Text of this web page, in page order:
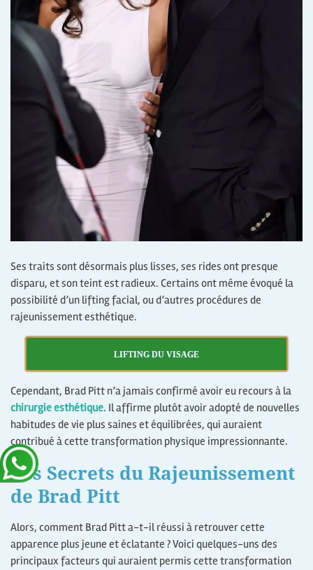
Ses traits sont désormais plus lisses, ses rides ont presque
disparu, et son teint est radieux. Certains ont même évoqué la
possibilité d’un lifting facial, ou d’autres procédures de
rajeunissement esthétique.
LIFTING DU VISAGE
Cependant, Brad Pitt n’a jamais confirmé avoir eu recours à la
chirurgie esthétique. Il affirme plutôt avoir adopté de nouvelles
habitudes de vie plus saines et équilibrées, qui auraient
contribué à cette transformation physique impressionnante.
Les Secrets du Rajeunissement
de Brad Pitt
Alors, comment Brad Pitt a-t-il réussi à retrouver cette
apparence plus jeune et éclatante ? Voici quelques-uns des
principaux facteurs qui auraient permis cette transformation